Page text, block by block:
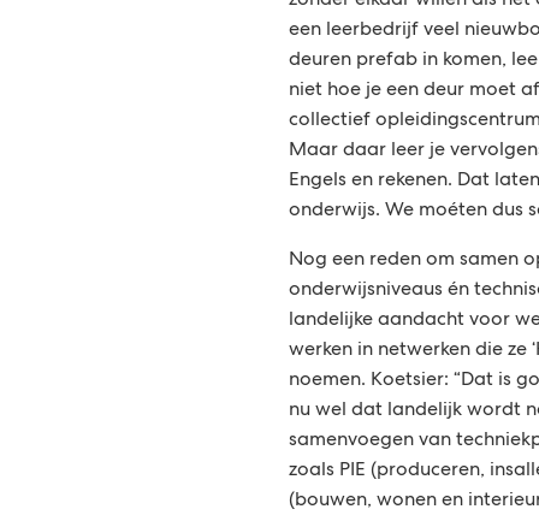
een leerbedrijf veel
deuren prefab in komen,
niet hoe je een deur moet
collectief
Maar daar leer je
Engels en rekenen. Dat
onderwijs. We moéten dus
Nog een reden om samen
onderwijsniveaus én
landelijke aandacht voor
werken in netwerken die ze
noemen. Koetsier: “Dat is
nu wel dat landelijk wordt
samenvoegen van
zoals PIE (produceren,
(bouwen, wonen en